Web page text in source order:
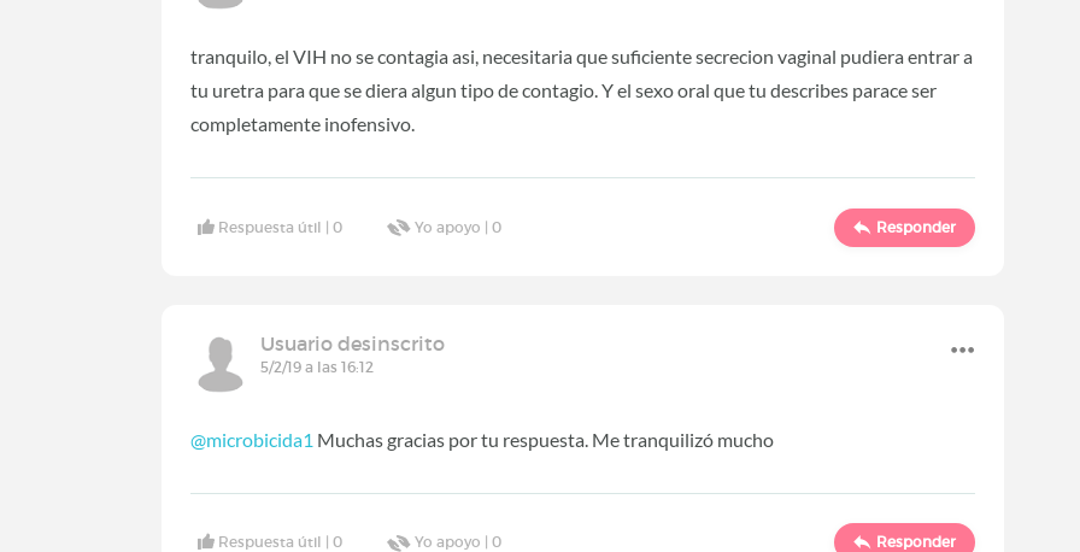
tranquilo, el VIH no se contagia asi, necesitaria que suficiente secrecion vaginal pudiera entrar a
tu uretra para que se diera algun tipo de contagio. Y el sexo oral que tu describes parace ser
completamente inofensivo.
Respuesta útil |0 Yo apoyo |0 Responder
Usuario desinscrito
5/2/19 a las 16:12
@microbicida1 Muchas gracias por tu respuesta. Me tranquilizó mucho
Respuesta útil |0 Yo apoyo |0 Responder